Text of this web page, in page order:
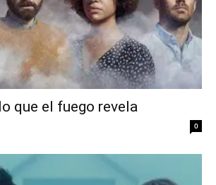
que el fuego revela
0